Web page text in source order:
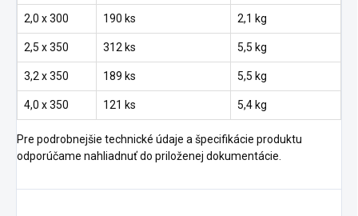
2,0 x 300 190 ks 2,1 kg
2,5 x 350 312 ks 5,5 kg
3,2 x 350 189 ks 5,5 kg
4,0 x 350 121 ks 5,4 kg
Pre podrobnejšie technické údaje a špecifikácie produktu
odporúčame nahliadnuť do priloženej dokumentácie.